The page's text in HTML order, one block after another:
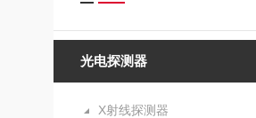
光电探测器
X射线探测器